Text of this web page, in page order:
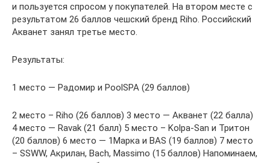
и пользуется спросом у покупателей. На втором месте с
результатом 26 баллов чешский бренд Riho. Российский
Акванет занял третье место.
Результаты:
1 место — Радомир и PoolSPA (29 баллов)
2 место – Riho (26 баллов) 3 место — Акванет (22 балла)
4 место — Ravak (21 балл) 5 место – Kolpa-San и Тритон
(20 баллов) 6 место — 1Марка и BAS (19 баллов) 7 место
– SSWW, Акрилан, Bach, Massimo (15 баллов) Напоминаем,